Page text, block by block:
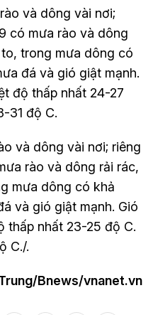
và dông vài nơi;
có mưa rào và dông
trong mưa dông có
đá và gió giật mạnh.
độ thấp nhất 24-27
31 độ C.
và dông vài nơi; riêng
rào và dông rải rác,
mưa dông có khả
và gió giật mạnh. Gió
thấp nhất 23-25 độ C.
C./.
Bnews/vnanet.vn